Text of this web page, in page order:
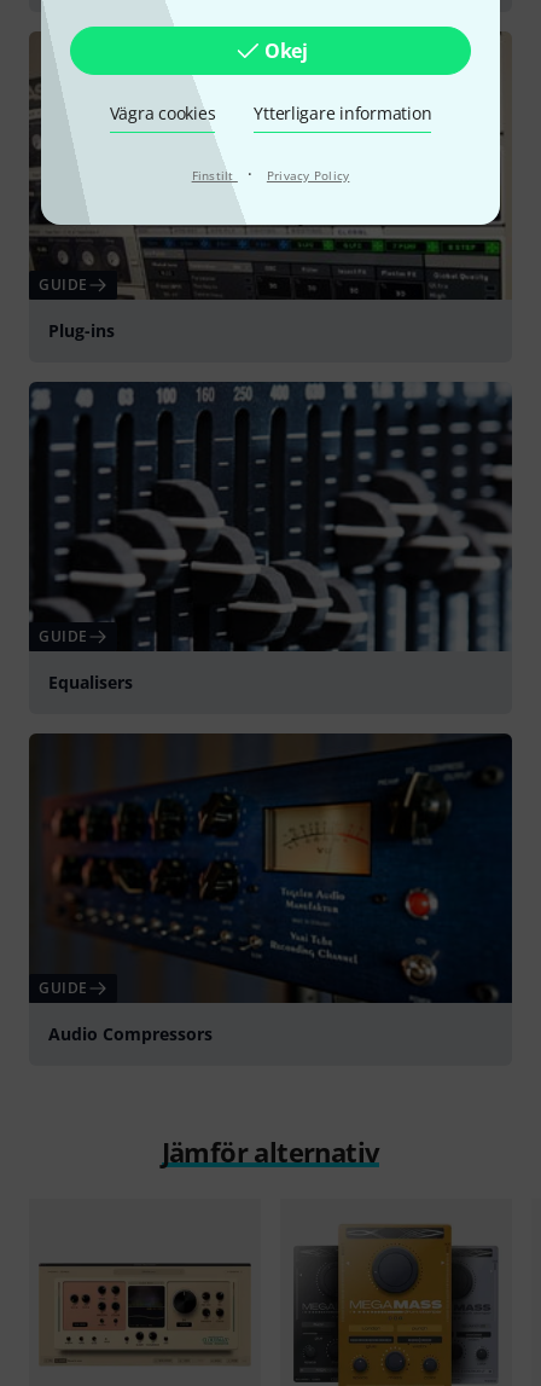
Okej
Vägra cookies Ytterligare information
Finstilt · Privacy Policy
GUIDE
Plug-ins
GUIDE
Equalisers
GUIDE
Audio Compressors
Jämför alternativ